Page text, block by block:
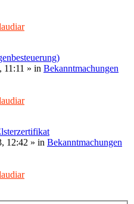
» in Bekanntmachungen
12:42 » in Bekanntmachungen